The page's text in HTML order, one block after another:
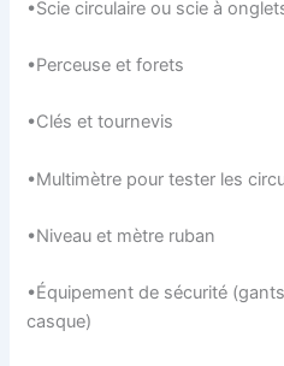
•Scie circulaire ou scie à
•Perceuse et forets
•Clés et tournevis
•Multimètre pour tester les
•Niveau et mètre ruban
•Équipement de sécurité
casque)